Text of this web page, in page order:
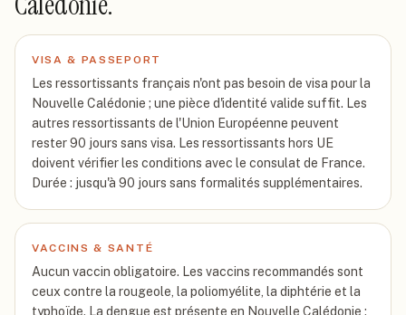
VISA & PASSEPORT
Les ressortissants français n'ont pas besoin de visa pour la
Nouvelle Calédonie ; une pièce d'identité valide suffit. Les
autres ressortissants de l'Union Européenne peuvent
rester 90 jours sans visa. Les ressortissants hors UE
doivent vérifier les conditions avec le consulat de France.
Durée : jusqu'à 90 jours sans formalités supplémentaires.
VACCINS & SANTÉ
Aucun vaccin obligatoire. Les vaccins recommandés sont
ceux contre la rougeole, la poliomyélite, la diphtérie et la
typhoïde. La dengue est présente en Nouvelle Calédonie ;